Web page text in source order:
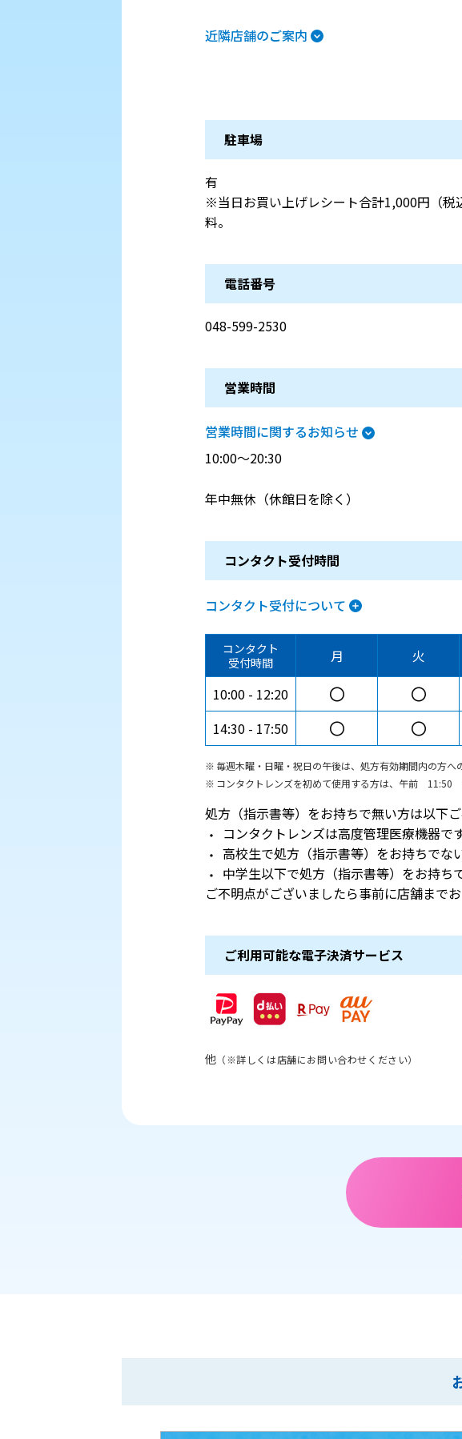
近隣店舗のご案内
駐車場
有
※当日お買い上げレシート合計1,000円（
料。
電話番号
048-599-2530
営業時間
営業時間に関するお知らせ
10:00～20:30
年中無休（休館日を除く）
コンタクト受付時間
コンタクト受付について
コンタクト
受付時間
月 火
10:00
12:20 〇 〇
14:30 17:50 〇 〇
毎週木曜・日曜・祝日の午後は、処方有効期間内の方へ
コンタクトレンズを初めて使用する方は、午前 11:50
処方（指示書等）をお持ちで無い方は以下ご
コンタクトレンズは高度管理医療機器で
高校生で処方（指示書等）をお持ちでな
中学生以下で処方（指示書等）をお持ち
ご不明点がございましたら事前に店舗まで
ご利用可能な電子決済サービス
他 （※詳しくは店舗にお問い合わせください）